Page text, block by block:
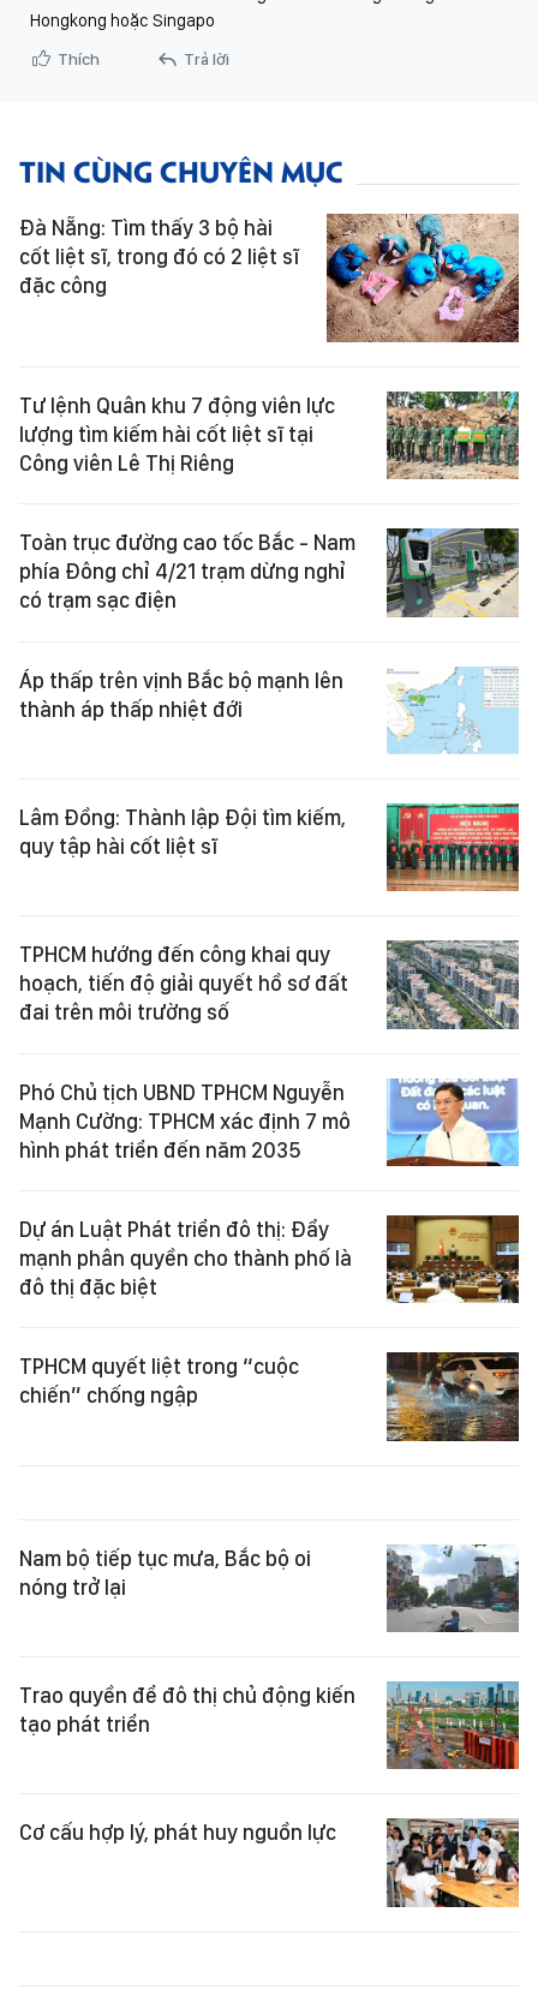
Hongkong hoặc Singapo
Thích Trả lời
TIN CÙNG CHUYÊN MỤC
Đà Nẵng: Tìm thấy 3 bộ hài
cốt liệt sĩ, trong đó có 2 liệt sĩ
đặc công
Tư lệnh Quân khu 7 động viên lực
lượng tìm kiếm hài cốt liệt sĩ tại
Công viên Lê Thị Riêng
Toàn trục đường cao tốc Bắc - Nam
phía Đông chỉ 4/21 trạm dừng nghỉ
có trạm sạc điện
Áp thấp trên vịnh Bắc bộ mạnh lên
thành áp thấp nhiệt đới
Lâm Đồng: Thành lập Đội tìm kiếm,
quy tập hài cốt liệt sĩ
TPHCM hướng đến công khai quy
hoạch, tiến độ giải quyết hồ sơ đất
đai trên môi trường số
Phó Chủ tịch UBND TPHCM Nguyễn
Mạnh Cường: TPHCM xác định 7 mô
hình phát triển đến năm 2035
Dự án Luật Phát triển đô thị: Đẩy
mạnh phân quyền cho thành phố là
đô thị đặc biệt
TPHCM quyết liệt trong “cuộc
chiến” chống ngập
Nam bộ tiếp tục mưa, Bắc bộ oi
nóng trở lại
Trao quyền để đô thị chủ động kiến
tạo phát triển
Cơ cấu hợp lý, phát huy nguồn lực